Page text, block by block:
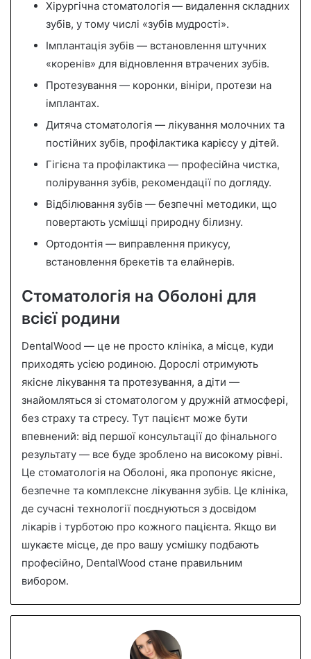
Хірургічна стоматологія — видалення складних
зубів, у тому числі «зубів мудрості».
Імплантація зубів — встановлення штучних
«коренів» для відновлення втрачених зубів.
Протезування — коронки, вініри, протези на
імплантах.
Дитяча стоматологія — лікування молочних та
постійних зубів, профілактика карієсу у дітей.
Гігієна та профілактика — професійна чистка,
полірування зубів, рекомендації по догляду.
Відбілювання зубів — безпечні методики, що
повертають усмішці природну білизну.
Ортодонтія — виправлення прикусу,
встановлення брекетів та елайнерів.
Стоматологія на Оболоні для
всієї родини
DentalWood — це не просто клініка, а місце, куди
приходять усією родиною. Дорослі отримують
якісне лікування та протезування, а діти —
знайомляться зі стоматологом у дружній атмосфері,
без страху та стресу. Тут пацієнт може бути
впевнений: від першої консультації до фінального
результату — все буде зроблено на високому рівні.
Це стоматологія на Оболоні, яка пропонує якісне,
безпечне та комплексне лікування зубів. Це клініка,
де сучасні технології поєднуються з досвідом
лікарів і турботою про кожного пацієнта. Якщо ви
шукаєте місце, де про вашу усмішку подбають
професійно, DentalWood стане правильним
вибором.